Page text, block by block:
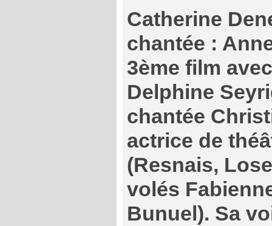
Catherine
chantée :
3ème film
Delphine
chantée
actrice de
(Resnais,
volés
Bunuel). Sa